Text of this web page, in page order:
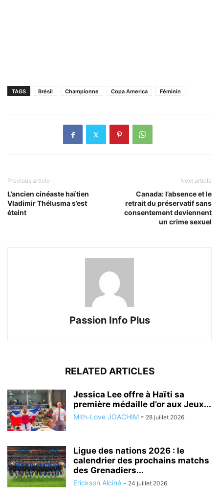
TAGS Brésil Championne Copa America Féminin
Previous article
L’ancien cinéaste haïtien
Vladimir Thélusma s’est
éteint
Next article
Canada: l’absence et le
retrait du préservatif sans
consentement deviennent
un crime sexuel
Passion Info Plus
RELATED ARTICLES
Jessica Lee offre à Haïti sa
première médaille d’or aux Jeux...
Mith-Love JOACHIM - 28 juillet 2026
Ligue des nations 2026 : le
calendrier des prochains matchs
des Grenadiers...
Erickson Alciné - 24 juillet 2026